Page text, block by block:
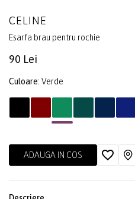
CELINE
Esarfa brau pentru rochie
90 Lei
Culoare: Verde
ADAUGA IN COS